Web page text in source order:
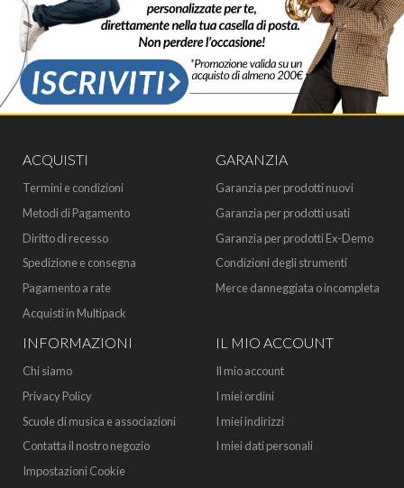
ACQUISTI
Termini e condizioni
Metodi di Pagamento
Diritto di recesso
Spedizione e consegna
Pagamento a rate
Acquisti in Multipack
GARANZIA
Garanzia per prodotti nuovi
Garanzia per prodotti usati
Garanzia per prodotti Ex-Demo
Condizioni degli strumenti
Merce danneggiata o incompleta
INFORMAZIONI
Chi siamo
Privacy Policy
Scuole di musica e associazioni
Contatta il nostro negozio
Impostazioni Cookie
IL MIO ACCOUNT
Il mio account
I miei ordini
I miei indirizzi
I miei dati personali